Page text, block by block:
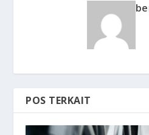
POS TERKAIT